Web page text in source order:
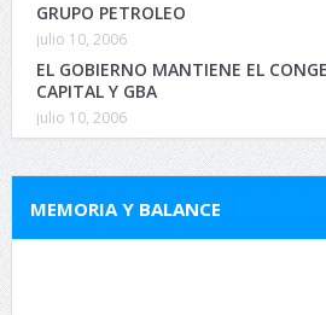
GRUPO PETROLEO
julio 10, 2006
EL GOBIERNO MANTIENE EL
CAPITAL Y GBA
julio 10, 2006
MEMORIA Y BALANCE